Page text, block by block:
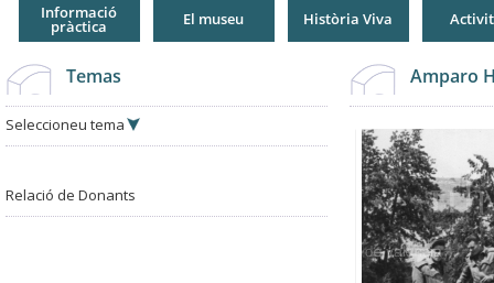
Informació
pràctica El museu Història Viva
Temas
Seleccioneu tema
Relació de Donants
Amparo